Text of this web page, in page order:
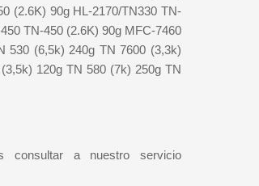
(2.6K) 90g HL-2170/TN330 TN-
TN-450 (2.6K) 90g MFC-7460
530 (6,5k) 240g TN 7600 (3,3k)
120g TN 580 (7k) 250g TN
a nuestro servicio